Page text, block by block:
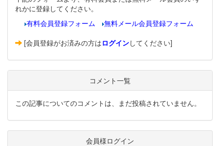
れかに登録してください。
有料会員登録フォーム
無料メール会員登録フォーム
[会員登録がお済みの方はログインしてください]
コメント一覧
この記事についてのコメントは、まだ投稿されていません。
会員様ログイン